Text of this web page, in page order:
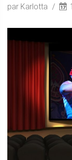
par Karlotta